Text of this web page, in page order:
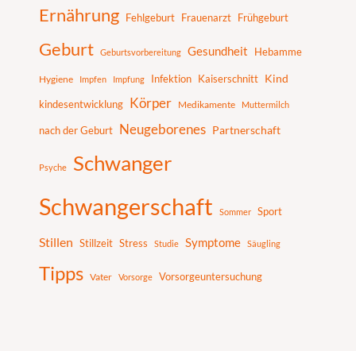
Ernährung Fehlgeburt Frauenarzt Frühgeburt
Geburt Geburtsvorbereitung Gesundheit Hebamme
Hygiene Impfen Impfung Infektion Kaiserschnitt Kind
kindesentwicklung Körper Medikamente Muttermilch
nach der Geburt Neugeborenes Partnerschaft
Psyche Schwanger
Schwangerschaft Sommer Sport
Stillen Stillzeit Stress Studie Symptome Säugling
Tipps Vater Vorsorge Vorsorgeuntersuchung
n